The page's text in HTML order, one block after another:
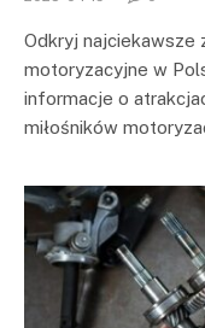
Odkryj najciekawsze
motoryzacyjne w
informacje o
miłośników